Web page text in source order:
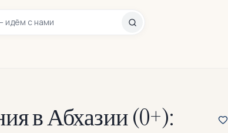
идём с нами
в Абхазии (0+):